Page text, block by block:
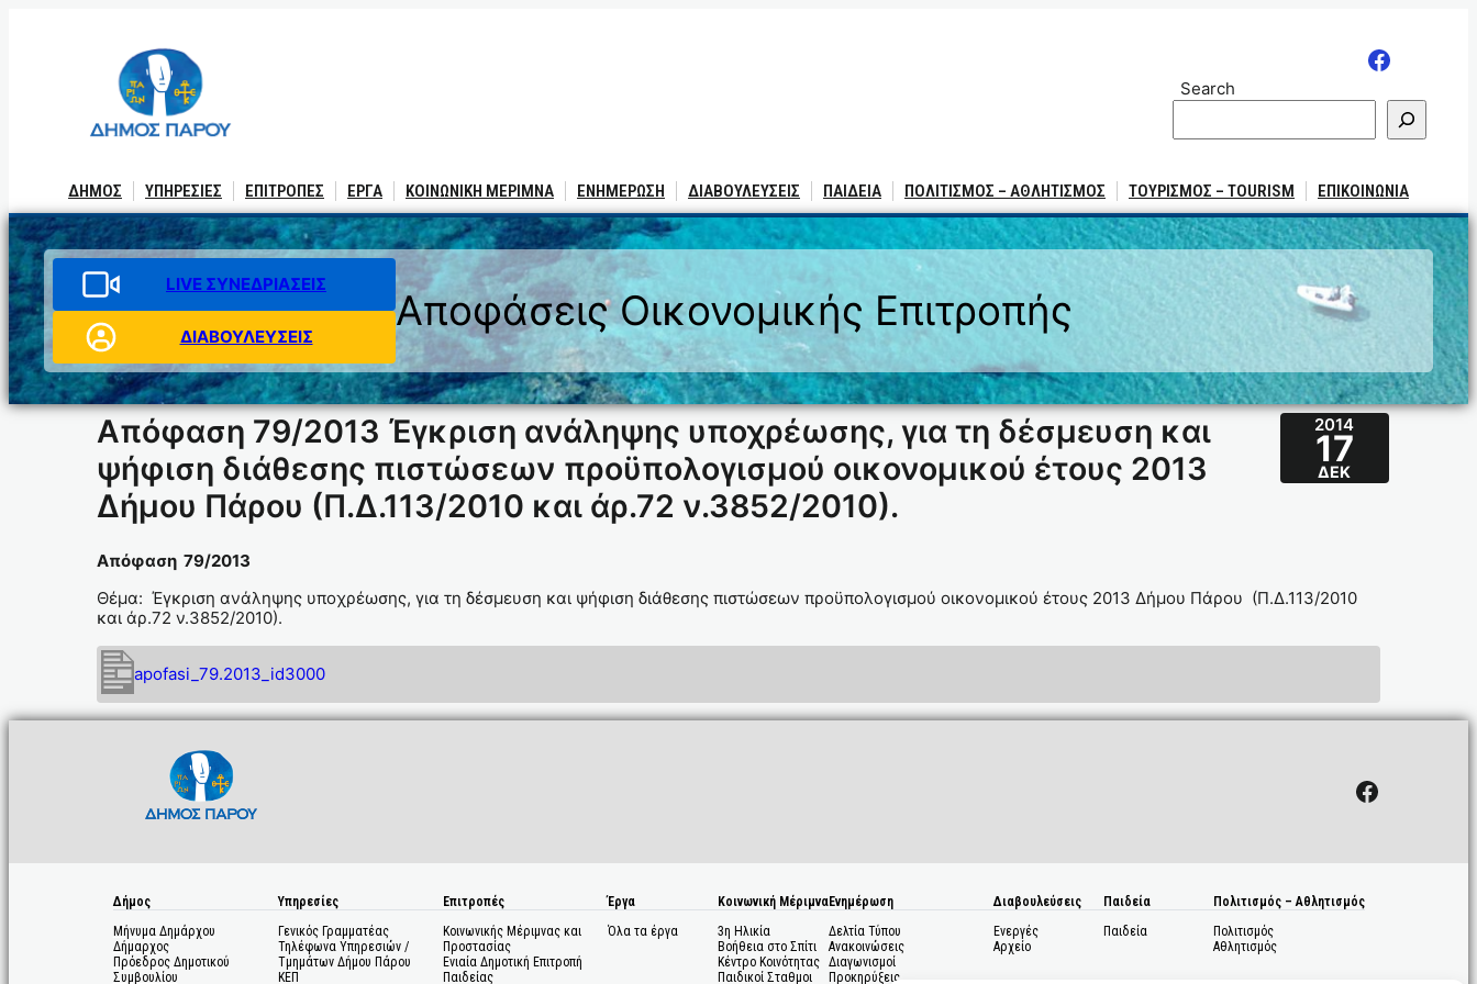
Search
ΔΗΜΟΣ ΥΠΗΡΕΣΙΕΣ ΕΠΙΤΡΟΠΕΣ ΕΡΓΑ ΚΟΙΝΩΝΙΚΗ ΜΕΡΙΜΝΑ ΕΝΗΜΕΡΩΣΗ ΔΙΑΒΟΥΛΕΥΣΕΙΣ ΠΑΙΔΕΙΑ ΠΟΛΙΤΙΣΜΟΣ – ΑΘΛΗΤΙΣΜΟΣ ΤΟΥΡΙΣΜΟΣ – TOURISM ΕΠΙΚΟΙΝΩΝΙΑ
LIVE ΣΥΝΕΔΡΙΑΣΕΙΣ
ΔΙΑΒΟΥΛΕΥΣΕΙΣ
Αποφάσεις Οικονομικής Επιτροπής
Απόφαση 79/2013 Έγκριση ανάληψης υποχρέωσης, για τη δέσμευση και
ψήφιση διάθεσης πιστώσεων προϋπολογισμού οικονομικού έτους 2013
Δήμου Πάρου (Π.Δ.113/2010 και άρ.72 ν.3852/2010).
2014
17
ΔΕΚ
Απόφαση 79/2013
Θέμα: Έγκριση ανάληψης υποχρέωσης, για τη δέσμευση και ψήφιση διάθεσης πιστώσεων προϋπολογισμού οικονομικού έτους 2013 Δήμου Πάρου (Π.Δ.113/2010
και άρ.72 ν.3852/2010).
apofasi_79.2013_id3000
Facebook
Δήμος
Μήνυμα Δημάρχου
Δήμαρχος
Πρόεδρος Δημοτικού
Συμβουλίου
Υπηρεσίες
Γενικός Γραμματέας
Τηλέφωνα Υπηρεσιών /
Τμημάτων Δήμου Πάρου
ΚΕΠ
Επιτροπές
Κοινωνικής Μέριμνας και
Προστασίας
Ενιαία Δημοτική Επιτροπή
Παιδείας
Έργα
Όλα τα έργα
Κοινωνική Μέριμνα
3η Ηλικία
Βοήθεια στο Σπίτι
Κέντρο Κοινότητας
Παιδικοί Σταθμοι
Ενημέρωση
Δελτία Τύπου
Ανακοινώσεις
Διαγωνισμοί
Προκηρύξεις
Διαβουλεύσεις
Ενεργές
Αρχείο
Παιδεία
Παιδεία
Πολιτισμός – Αθλητισμός
Πολιτισμός
Αθλητισμός